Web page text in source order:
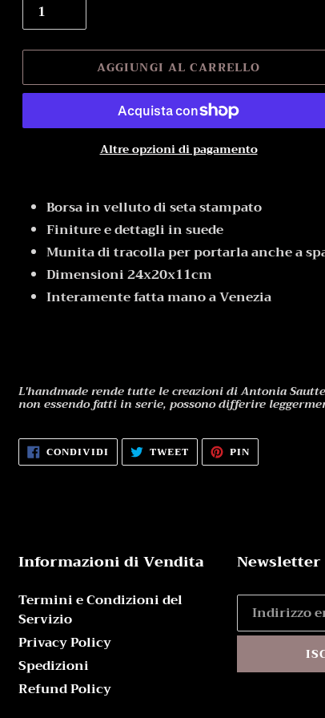
AGGIUNGI AL CARRELLO
Altre opzioni di pagamento
del
prodotto
carrello
Borsa in velluto di seta stampato
Finiture e dettagli in suede
Munita di tracolla per portarla anche a
Dimensioni 24x20x11cm
Interamente fatta mano a Venezia
L'handmade rende tutte le creazioni di Antonia
non essendo fatti in serie, possono differire
CONDIVIDICONDIVIDI
SU
FACEBOOK
TWEET TWITTA
TWITTER
PIN
PINTEREST
Informazioni di Vendita
Termini e Condizioni del
Servizio
Privacy Policy
Spedizioni
Refund Policy
Newsletter